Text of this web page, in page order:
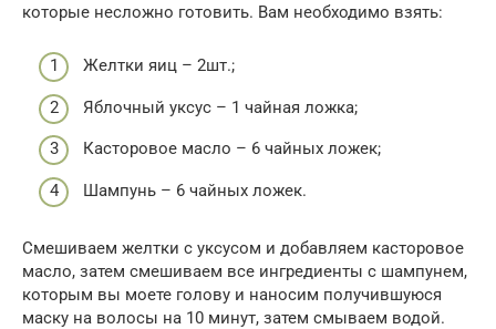
которые несложно готовить. Вам необходимо взять:
Желтки яиц – 2шт.;
Яблочный уксус – 1 чайная ложка;
Касторовое масло – 6 чайных ложек;
Шампунь – 6 чайных ложек.
Смешиваем желтки с уксусом и добавляем касторовое
масло, затем смешиваем все ингредиенты с шампунем,
которым вы моете голову и наносим получившуюся
маску на волосы на 10 минут, затем смываем водой.